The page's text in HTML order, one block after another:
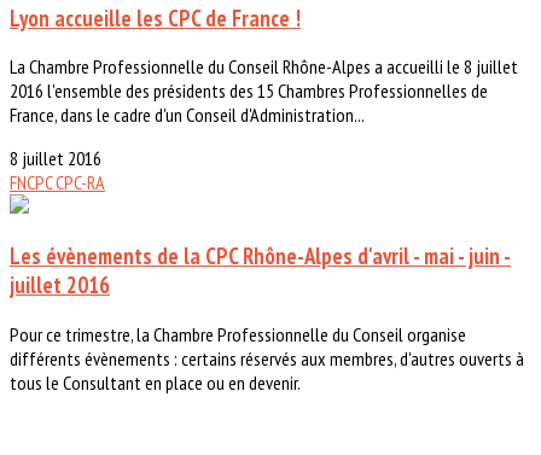
Lyon accueille les CPC de France !
La Chambre Professionnelle du Conseil Rhône-Alpes a accueilli le 8 juillet
2016 l'ensemble des présidents des 15 Chambres Professionnelles de
France, dans le cadre d'un Conseil d'Administration...
8 juillet 2016
FNCPCCPC-RA
Les évènements de la CPC Rhône-Alpes d'avril - mai - juin -
juillet 2016
Pour ce trimestre, la Chambre Professionnelle du Conseil organise
différents évènements : certains réservés aux membres, d'autres ouverts à
tous le Consultant en place ou en devenir.